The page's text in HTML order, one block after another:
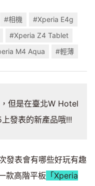
#相機
#Xperia E4g
#Xperia Z4 Tablet
M4 Aqua #輕薄
但是在臺北W Hotel
發表的新產品哦!!!
發表會有哪些好玩有趣
款高階平板 「Xperia